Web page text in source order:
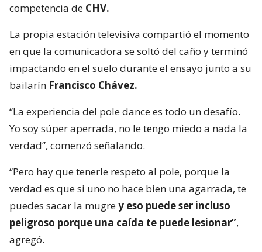
competencia de CHV.
La propia estación televisiva compartió el momento
en que la comunicadora se soltó del caño y terminó
impactando en el suelo durante el ensayo junto a su
bailarín Francisco Chávez.
“La experiencia del pole dance es todo un desafío.
Yo soy súper aperrada, no le tengo miedo a nada la
verdad”, comenzó señalando.
“Pero hay que tenerle respeto al pole, porque la
verdad es que si uno no hace bien una agarrada, te
puedes sacar la mugrey eso puede ser incluso
peligroso porque una caída te puede lesionar”,
agregó.